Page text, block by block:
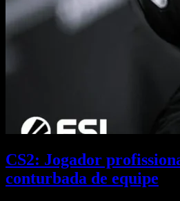
CS2: Jogador
conturbada de equipe